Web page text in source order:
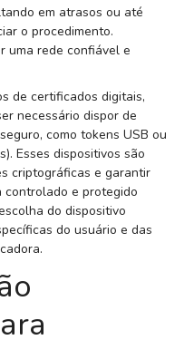
em atrasos ou até
o procedimento.
uma rede confiável e
de certificados digitais,
necessário dispor de
como tokens USB ou
Esses dispositivos são
criptográficas e garantir
controlado e protegido
do dispositivo
do usuário e das